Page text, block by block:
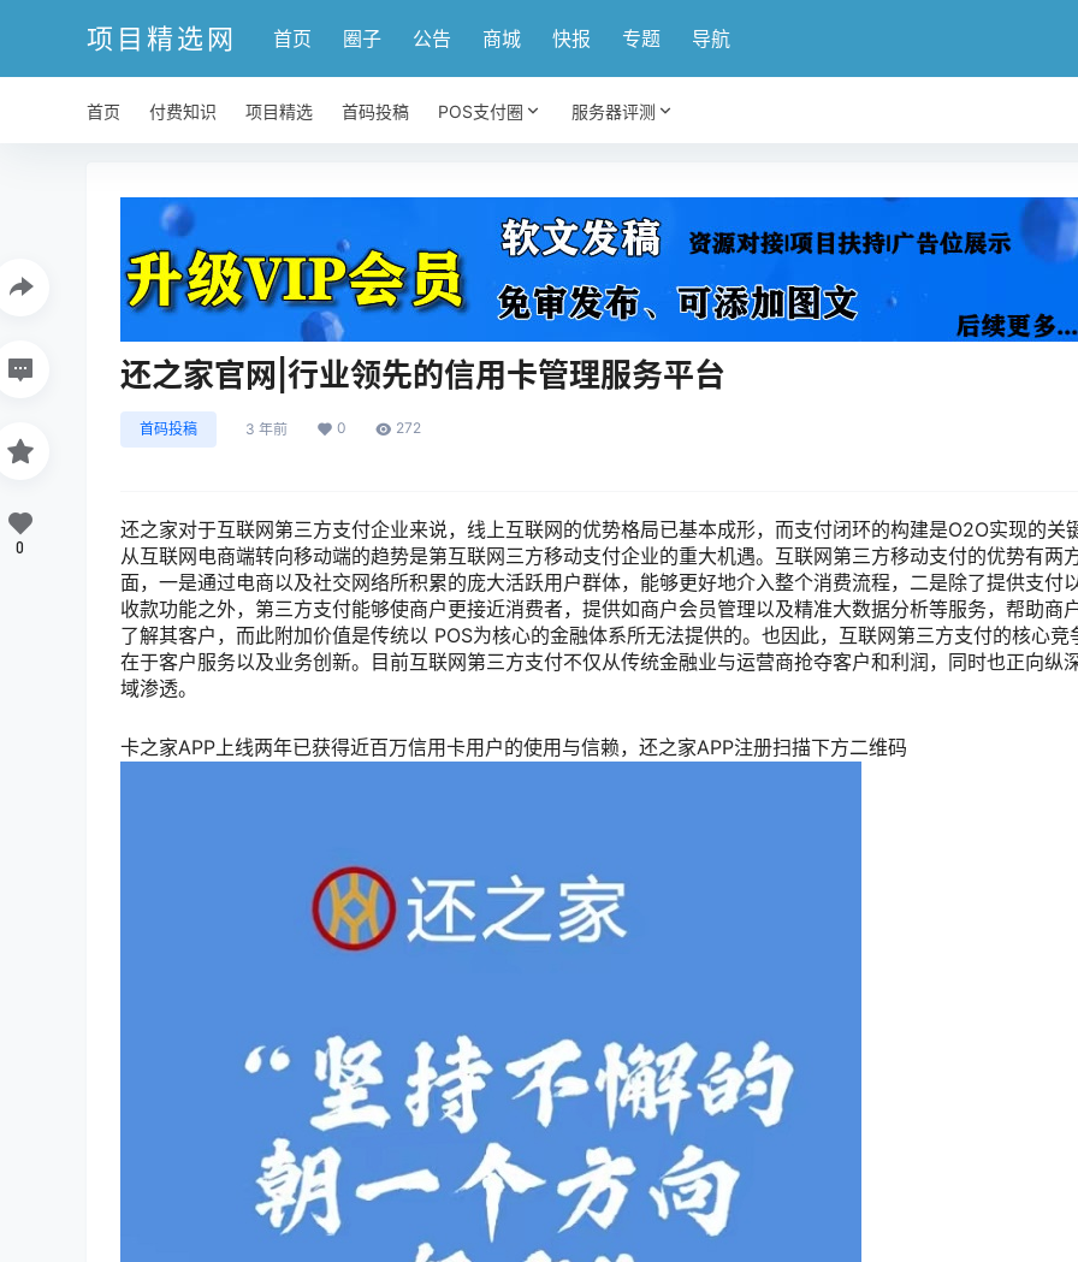
项目精选网 首页 圈子 公告 商城 快报 专题 导航
首页 付费知识 项目精选 首码投稿 POS支付圈 服务器评测
还之家官网|行业领先的信用卡管理服务平台
首码投稿 3 年前 0 272
还之家对于互联网第三方支付企业来说，线上互联网的优势格局已基本成形，而支付闭环的构建是O2O实现的关键
从互联网电商端转向移动端的趋势是第互联网三方移动支付企业的重大机遇。互联网第三方移动支付的优势有两
面，一是通过电商以及社交网络所积累的庞大活跃用户群体，能够更好地介入整个消费流程，二是除了提供支付
收款功能之外，第三方支付能够使商户更接近消费者，提供如商户会员管理以及精准大数据分析等服务，帮助商
了解其客户，而此附加价值是传统以 POS为核心的金融体系所无法提供的。也因此，互联网第三方支付的核心竞
在于客户服务以及业务创新。目前互联网第三方支付不仅从传统金融业与运营商抢夺客户和利润，同时也正向纵
域渗透。
卡之家APP上线两年已获得近百万信用卡用户的使用与信赖，还之家APP注册扫描下方二维码
0